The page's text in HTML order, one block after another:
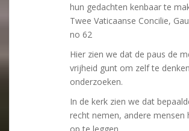
hun gedachten kenbaar te
Twee Vaticaanse Concilie,
no 62
Hier zien we dat de paus de
vrijheid gunt om zelf te
onderzoeken.
In de kerk zien we dat
recht nemen, andere mensen